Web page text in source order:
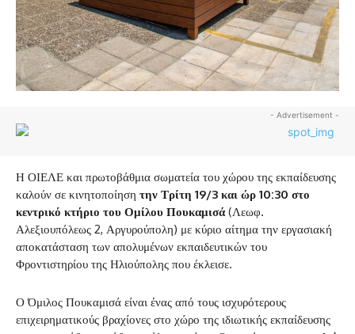
- Advertisement -
Η ΟΙΕΛΕ και πρωτοβάθμια σωματεία του χώρου της εκπαίδευσης
καλούν σε κινητοποίηση την Τρίτη 19/3 και ώρ 10:30 στο
κεντρικό κτήριο του Ομίλου Πουκαμισά(Λεωφ.
Αλεξιουπόλεως 2, Αργυρούπολη) με κύριο αίτημα την εργασιακή
αποκατάσταση των απολυμένων εκπαιδευτικών του
Φροντιστηρίου της Ηλιούπολης που έκλεισε.
Ο Όμιλος Πουκαμισά είναι ένας από τους ισχυρότερους
επιχειρηματικούς βραχίονες στο χώρο της ιδιωτικής εκπαίδευσης